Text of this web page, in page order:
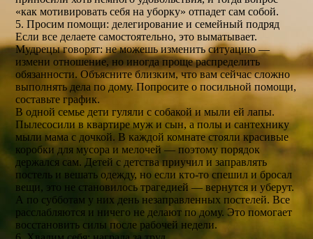
«как мотивировать себя на уборку» отпадет сам собой.
5. Просим помощи: делегирование и семейный подряд
Если все делаете самостоятельно, это выматывает.
Мудрецы говорят: не можешь изменить ситуацию —
измени отношение, но иногда проще распределить
обязанности. Объясните близким, что вам сейчас сложно
выполнять дела по дому. Попросите о посильной помощи,
составьте график.
В одной семье дети гуляли с собакой и мыли ей лапы.
Пылесосили в квартире муж и сын, а полы и сантехнику
мыли мама с дочкой. В каждой комнате стояли красивые
коробки для мусора и мелочей — поэтому порядок
держался сам. Детей с детства приучил и заправлять
постель и вешать одежду, но если кто-то спешил и бросал
вещи, это не становилось трагедией — вернутся и уберут.
А по субботам у них день незаправленных постелей. Все
расслабляются и ничего не делают по дому. Это помогает
восстановить силы после рабочей недели.